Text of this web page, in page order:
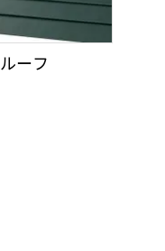
ーフ